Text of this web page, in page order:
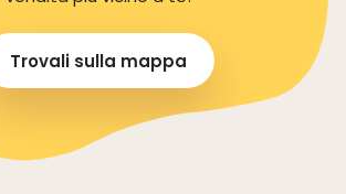
Trovali sulla mappa